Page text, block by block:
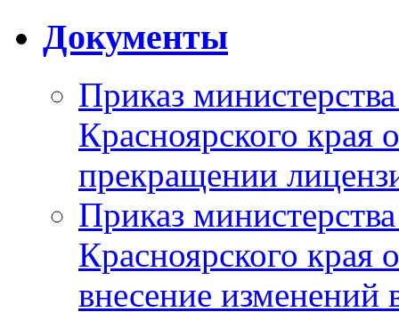
Документы
Приказ
Красноярского
прекращении
Приказ
Красноярского
внесение изменений